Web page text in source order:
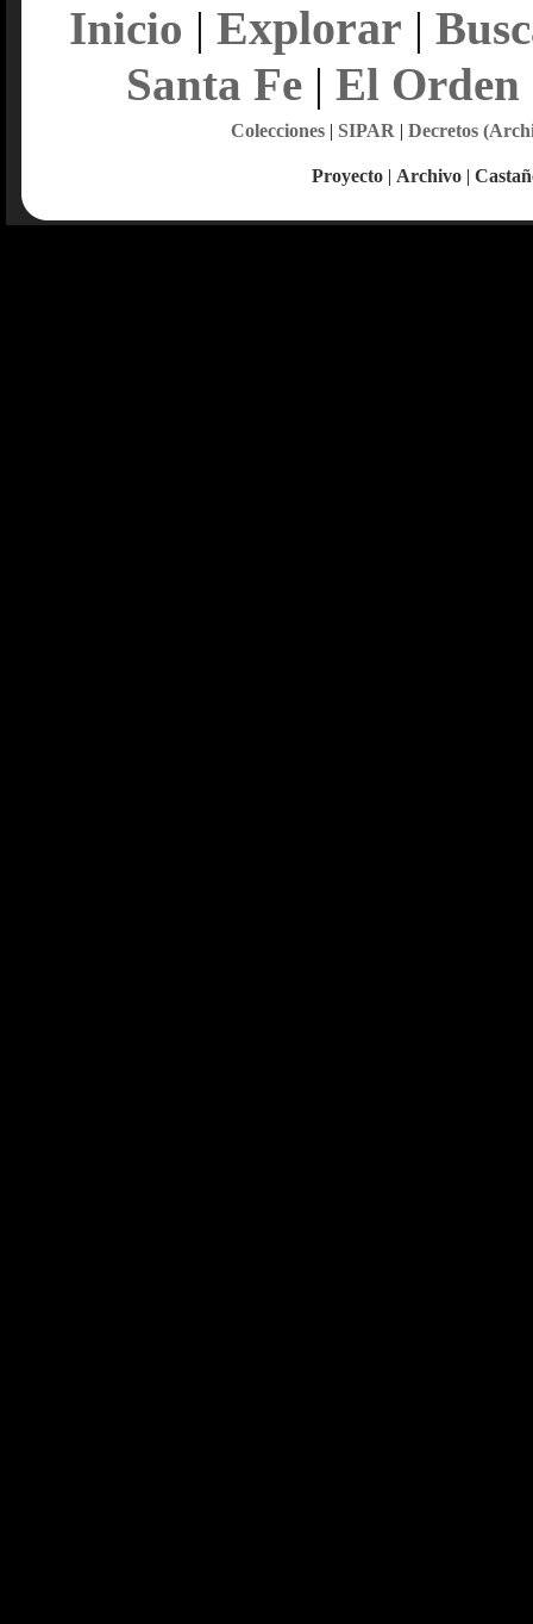
Inicio | Explorar |
Santa Fe| El Orden
Colecciones| SIPAR | Decretos
Proyecto | Archivo |